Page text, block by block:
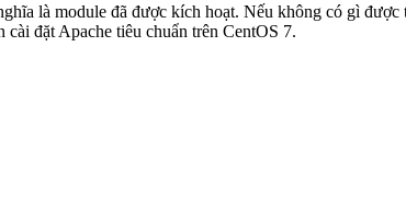
là module đã được kích hoạt. Nếu không có gì được
đặt Apache tiêu chuẩn trên CentOS 7.